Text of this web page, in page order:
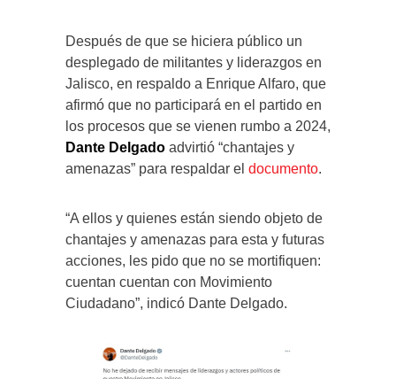
Después de que se hiciera público un
desplegado de militantes y liderazgos en
Jalisco, en respaldo a Enrique Alfaro, que
afirmó que no participará en el partido en
los procesos que se vienen rumbo a 2024,
Dante Delgado advirtió “chantajes y
amenazas” para respaldar el documento.
“A ellos y quienes están siendo objeto de
chantajes y amenazas para esta y futuras
acciones, les pido que no se mortifiquen:
cuentan cuentan con Movimiento
Ciudadano”, indicó Dante Delgado.